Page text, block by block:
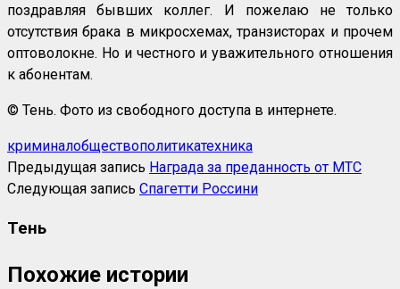
поздравляя бывших коллег. И пожелаю не только
отсутствия брака в микросхемах, транзисторах и прочем
оптоволокне. Но и честного и уважительного отношения
к абонентам.
© Тень. Фото из свободного доступа в интернете.
криминалобществополитикатехника
Предыдущая запись Награда за преданность от МТС
Следующая запись Спагетти Россини
Тень
Похожие истории